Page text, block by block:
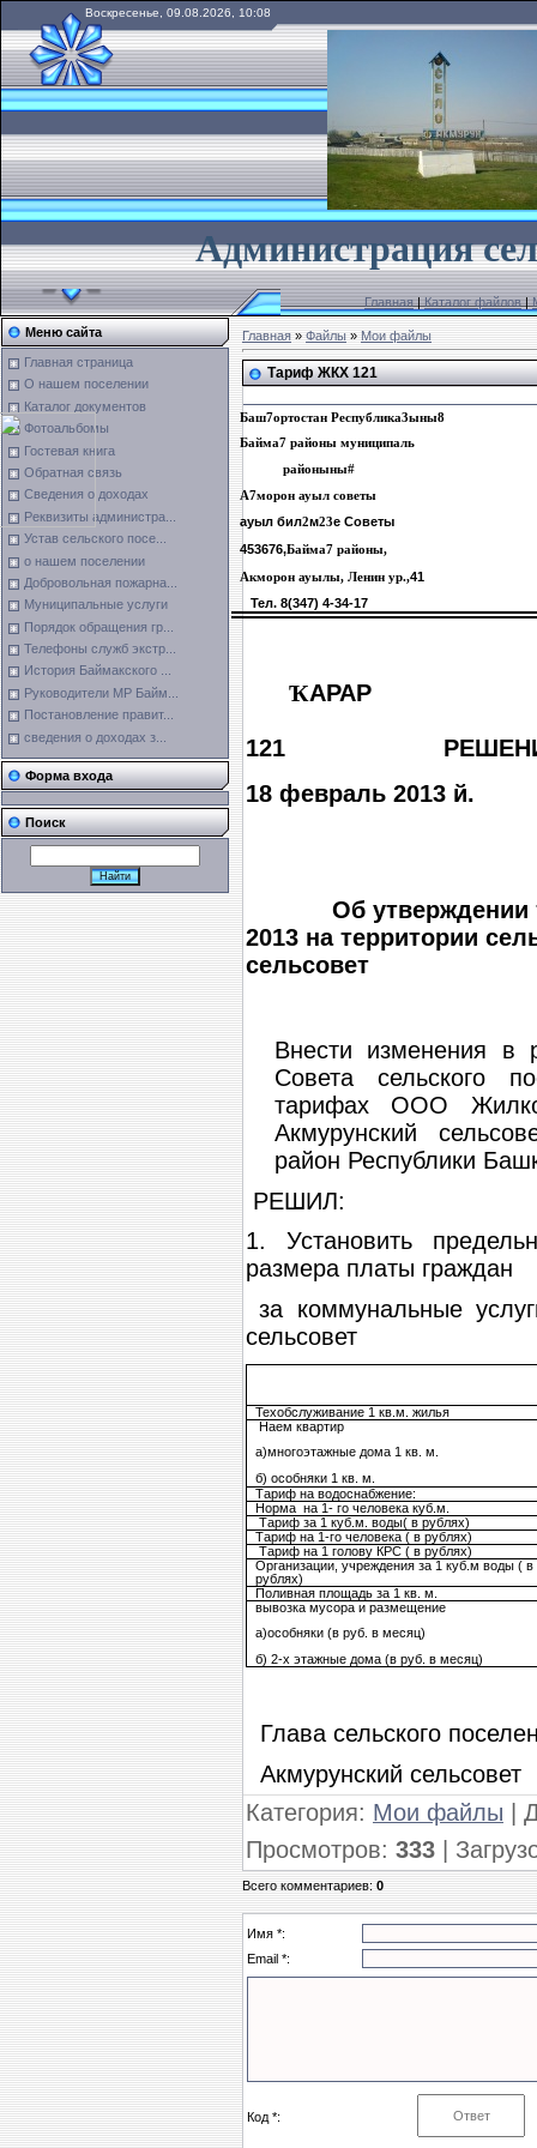
Воскресенье, 09.08.2026, 10:08
Администрация
Главная|Каталог файлов|
Меню сайта
Главная страница
О нашем поселении
Каталог документов
Фотоальбомы
Гостевая книга
Обратная связь
Сведения о доходах
Реквизиты администра...
Устав сельского посе...
о нашем поселении
Добровольная пожарна...
Муниципальные услуги
Порядок обращения гр...
Телефоны служб экстр...
История Баймакского ...
Руководители МР Байм...
Постановление правит...
сведения о доходах з...
Форма входа
Поиск
Главная»Файлы»Мои файлы
Тариф ЖКХ 121
Баш7ортостан Республика3ыны8
Байма7 районы муниципаль
районыны#
А7морон ауыл советы
ауыл бил2м23е Советы
453676,Байма7 районы,
Акморон ауылы, Ленин ур.,41
Тел. 8(347) 4-34-17
ҠАРАР
121
18
Об утверждении
2013 на территории
сельсовет
Внести изменения
Совета сельского
тарифах ООО
Акмурунский
район Республики
РЕШИЛ:
1. Установить
размера платы граждан
за коммунальные
сельсовет
Техобслуживание 1 кв.м. жилья
Наем квартир
а)многоэтажные дома 1 кв. м
б) особняки 1 кв. м
Тариф на водоснабжение:
Норма на 1- го человека куб.м.
Тариф за 1 куб.м. воды( в рублях)
Тариф на 1-го человека ( в рублях)
Тариф на 1 голову КРС ( в рублях)
Организации, учреждения за 1 куб.м воды ( в
рублях)
Поливная площадь за 1 кв. м
вывозка мусора и размещение
а)особняки (в руб. в месяц)
б) 2-х этажные дома (в руб. в месяц)
Глава
Акмурунский сельсовет
Категория: Мои файлы |
Просмотров: 333 |
Всего комментариев:0
Имя *:
Email *:
Код *: